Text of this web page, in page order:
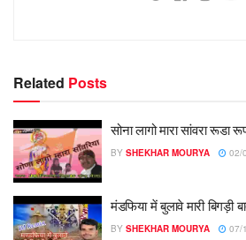
Related Posts
सोना लागो मारा सांवरा रूडा
BY SHEKHAR MOURYA 02/
मंडफिया में बुलावे मारी बिगड़ी
BY SHEKHAR MOURYA 07/